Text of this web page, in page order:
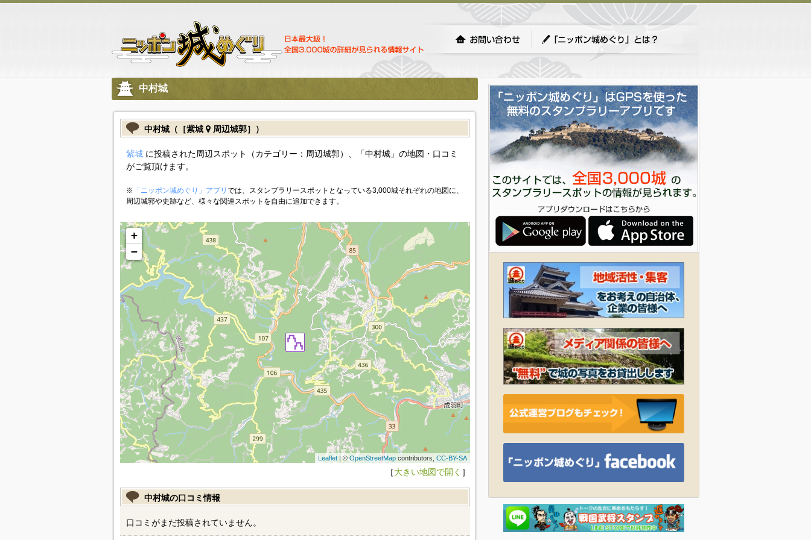
中村城
中村城（［紫城 周辺城郭］）
紫城に投稿された周辺スポット（カテゴリー：周辺城郭）、「中村城」の地図・口コミ
がご覧頂けます。
※ 「ニッポン城めぐり」アプリ では、スタンプラリースポットとなっている3,000城それぞれの地図に、
周辺城郭や史跡など、様々な関連スポットを自由に追加できます。
+
−
Leaflet| © OpenStreetMapcontributors, CC-BY-SA
［大きい地図で開く ］
中村城の口コミ情報
口コミがまだ投稿されていません。